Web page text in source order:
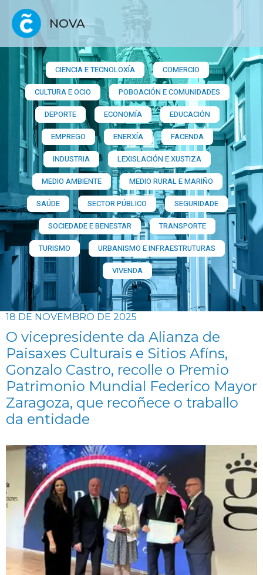
NOVA
CIENCIA E TECNOLOXÍA
COMERCIO
CULTURA E OCIO
POBOACIÓN E COMUNIDADES
DEPORTE
ECONOMÍA
EDUCACIÓN
EMPREGO
ENERXÍA
FACENDA
INDUSTRIA
LEXISLACIÓN E XUSTIZA
MEDIO AMBIENTE
MEDIO RURAL E MARIÑO
SAÚDE
SECTOR PÚBLICO
SEGURIDADE
SOCIEDADE E BENESTAR
TRANSPORTE
TURISMO
URBANISMO E INFRAESTRUTURAS
VIVENDA
18 DE NOVEMBRO DE 2025
O vicepresidente da Alianza de
Paisaxes Culturais e Sitios Afíns,
Gonzalo Castro, recolle o Premio
Patrimonio Mundial Federico Mayor
Zaragoza, que recoñece o traballo
da entidade